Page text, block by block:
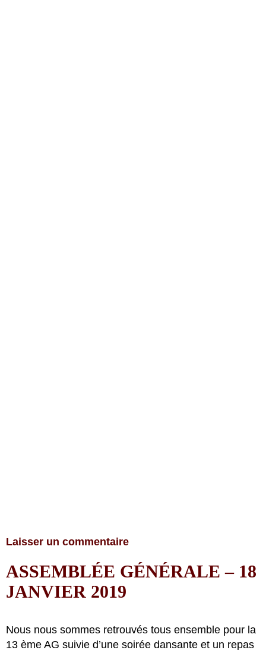
Laisser un commentaire
ASSEMBLÉE GÉNÉRALE – 18
JANVIER 2019
Nous nous sommes retrouvés tous ensemble pour la
13 ème AG suivie d’une soirée dansante et un repas